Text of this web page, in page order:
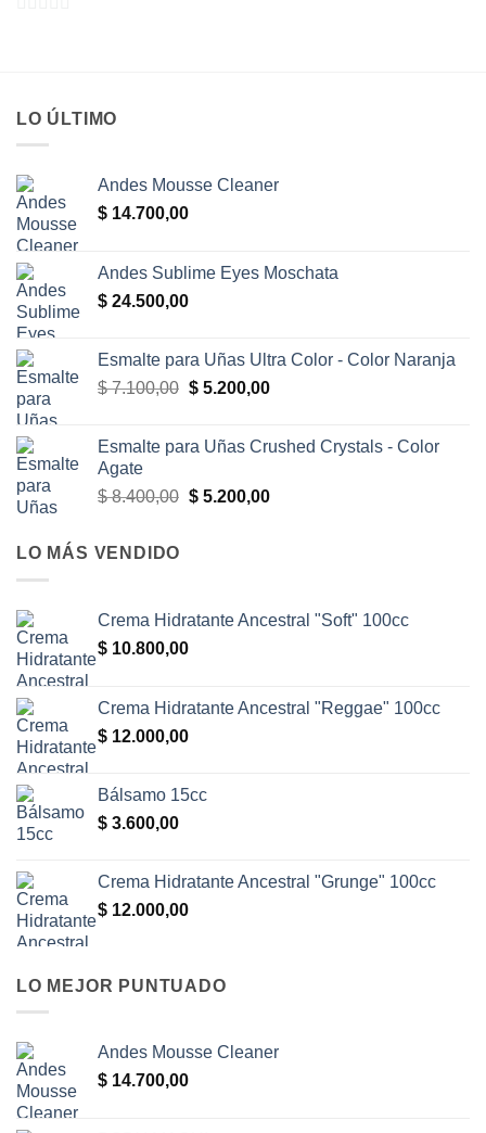
LO ÚLTIMO
Andes Mousse Cleaner
$ 14.700,00
Andes Sublime Eyes Moschata
$ 24.500,00
Esmalte para Uñas Ultra Color - Color Naranja
$7.100,00 El
era:
$5.200,00El
es:
Esmalte para Uñas Crushed Crystals - Color
Agate
$8.400,00 El
$5.200,00El
LO MÁS VENDIDO
Crema Hidratante Ancestral "Soft" 100cc
$ 10.800,00
Crema Hidratante Ancestral "Reggae" 100cc
$ 12.000,00
Bálsamo 15cc
$ 3.600,00
Crema Hidratante Ancestral "Grunge" 100cc
$ 12.000,00
LO MEJOR PUNTUADO
Andes Mousse Cleaner
$ 14.700,00